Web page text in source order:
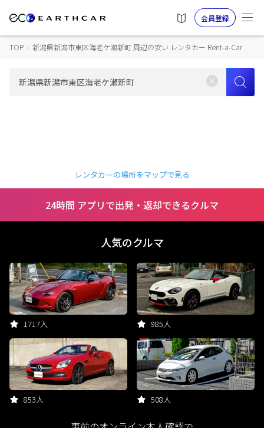
会員登録
TOP › 新潟県新潟市東区海老ケ瀬新町 周辺の安い レンタカー Rent-a-Car
レンタカーの場所をマップで見る
24時間 アプリで出発・返却できるクルマ
人気のクルマ
1717人 985人
853人 508人